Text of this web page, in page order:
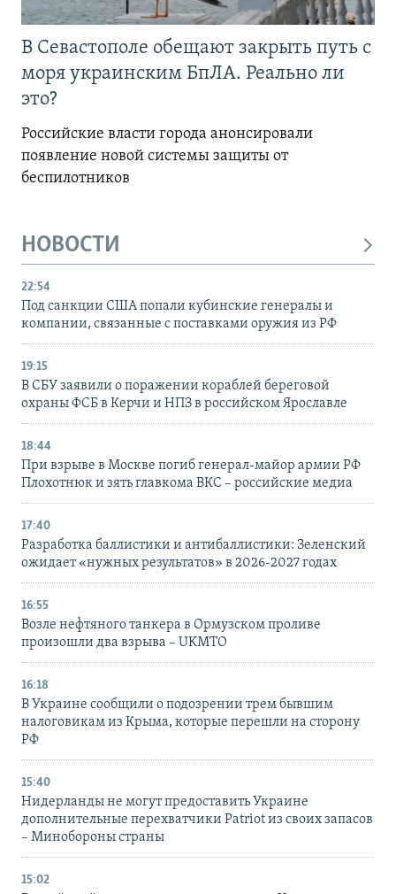
В Севастополе обещают закрыть путь с
моря украинским БпЛА. Реально ли
это?
Российские власти города анонсировали
появление новой системы защиты от
беспилотников
НОВОСТИ
22:54
Под санкции США попали кубинские генералы и
компании, связанные с поставками оружия из РФ
19:15
В СБУ заявили о поражении кораблей береговой
охраны ФСБ в Керчи и НПЗ в российском Ярославле
18:44
При взрыве в Москве погиб генерал-майор армии РФ
Плохотнюк и зять главкома ВКС – российские медиа
17:40
Разработка баллистики и антибаллистики: Зеленский
ожидает «нужных результатов» в 2026-2027 годах
16:55
Возле нефтяного танкера в Ормузском проливе
произошли два взрыва – UKMTO
16:18
В Украине сообщили о подозрении трем бывшим
налоговикам из Крыма, которые перешли на сторону
РФ
15:40
Нидерланды не могут предоставить Украине
дополнительные перехватчики Patriot из своих запасов
– Минобороны страны
15:02